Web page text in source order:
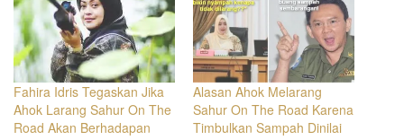
Fahira Idris Tegaskan Jika
Ahok Larang Sahur On The
Road Akan Berhadapan
Alasan Ahok Melarang
Sahur On The Road Karena
Timbulkan Sampah Dinilai